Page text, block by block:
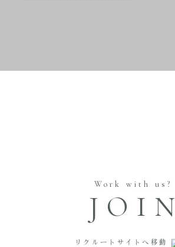
Work with us?
JOIN
リクルートサイトへ移動